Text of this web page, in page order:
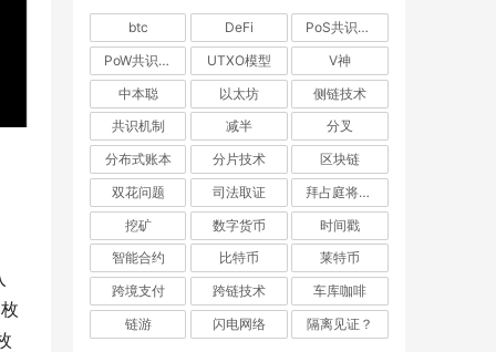
btc DeFi
PoS共识机制
PoW共识机制
UTXO模型
V神
中本聪
以太坊
侧链技术
共识机制
减半
分叉
分布式账本
分片技术
区块链
双花问题
司法取证
拜占庭将军问题
挖矿
数字货币
时间戳
智能合约
比特币
莱特币
跨境支付
跨链技术
车库咖啡
链游
闪电网络 隔离见证？